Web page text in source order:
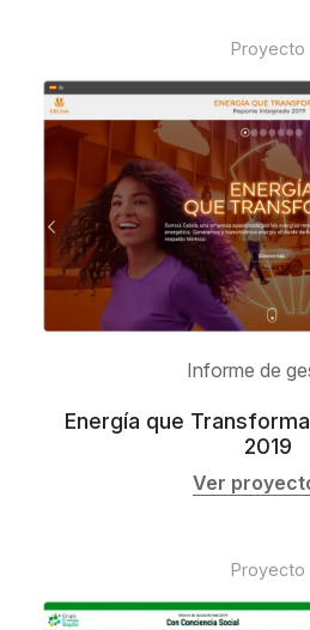
Proyecto
Informe de
Energía que
2019
Ver
Proyecto